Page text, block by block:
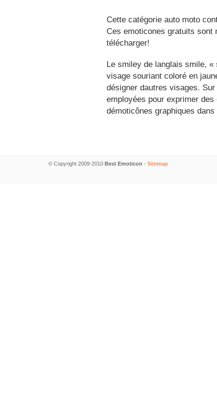
Cette catégorie auto moto
Ces emoticones gratuits
télécharger!
Le smiley de langlais smile,
visage souriant coloré en
désigner dautres visages.
employées pour exprimer
démoticônes graphiques
© Copyright 2009-2010 Best Emoticon - Sitemap